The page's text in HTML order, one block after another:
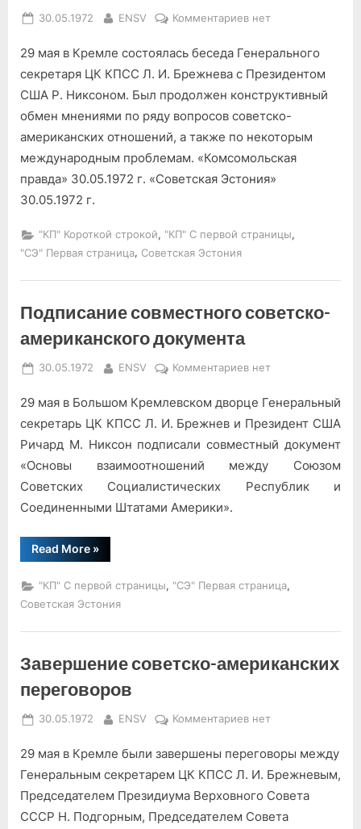
Posted
30.05.1972 By
ENSV Комментариевк
Беседа
Л.
Брежнева
с
Р.
Никсоном
нет
29 мая в Кремле состоялась беседа Генерального
секретаря ЦК КПСС Л. И. Брежнева с Президентом
США Р. Никсоном. Был продолжен конструктивный
обмен мнениями по ряду вопросов советско-
американских отношений, а также по некоторым
международным проблемам. «Комсомольская
правда» 30.05.1972 г. «Советская Эстония»
30.05.1972 г.
"КП" Короткой строкой, "КП" С первой страницы,
"СЭ" Первая страница, Советская Эстония
Подписание совместного советско-
американского документа
Posted
30.05.1972 By
ENSV Комментариевк
Подписание
совместного
советско-
документа
нет
29 мая в Большом Кремлевском дворце Генеральный
секретарь ЦК КПСС Л. И. Брежнев и Президент США
Ричард М. Никсон подписали совместный документ
«Основы взаимоотношений между Союзом
Советских Социалистических Республик и
Соединенными Штатами Америки».
Read More“Подписание
совместного
американского
документа”
»
"КП" С первой страницы, "СЭ" Первая страница,
Советская Эстония
Завершение советско-американских
переговоров
Posted
30.05.1972 By
ENSV Комментариевк
Завершение
советско-
американских
нет
29 мая в Кремле были завершены переговоры между
Генеральным секретарем ЦК КПСС Л. И. Брежневым,
Председателем Президиума Верховного Совета
СССР Н. Подгорным, Председателем Совета